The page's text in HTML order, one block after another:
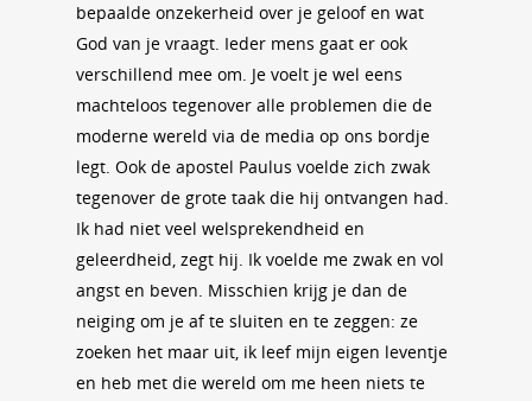
bepaalde onzekerheid over je geloof en wat
God van je vraagt. Ieder mens gaat er ook
verschillend mee om. Je voelt je wel eens
machteloos tegenover alle problemen die de
moderne wereld via de media op ons bordje
legt. Ook de apostel Paulus voelde zich zwak
tegenover de grote taak die hij ontvangen had.
Ik had niet veel welsprekendheid en
geleerdheid, zegt hij. Ik voelde me zwak en vol
angst en beven. Misschien krijg je dan de
neiging om je af te sluiten en te zeggen: ze
zoeken het maar uit, ik leef mijn eigen leventje
en heb met die wereld om me heen niets te